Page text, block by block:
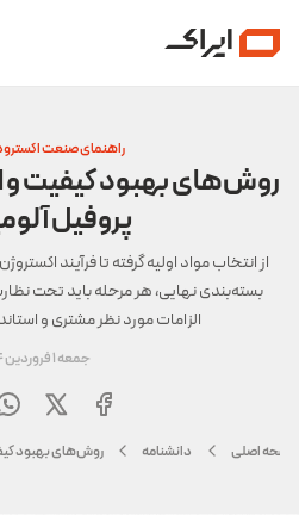
راهنمای صنعت
روش‌های بهبود کیفیت و
پروفیل
از انتخاب مواد اولیه گرفته تا فرآیند
بسته‌بندی نهایی، هر مرحله باید تحت
الزامات مورد نظر مشتری و
جمعه 1 فروردین 1404
صفحه اصلی دانشنامه روش‌های بهبود